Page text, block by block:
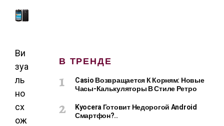
Ви
зуа
ль
но
сх
ож
В ТРЕНДЕ
Casio Возвращается К Корням: Новые
Часы-Калькуляторы В Стиле Ретро
Kyocera Готовит Недорогой Android
Смартфон?..